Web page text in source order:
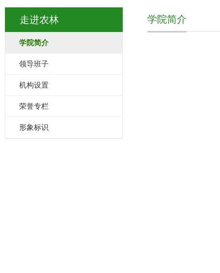
走进农林
学院简介
领导班子
机构设置
荣誉专栏
形象标识
学院简介